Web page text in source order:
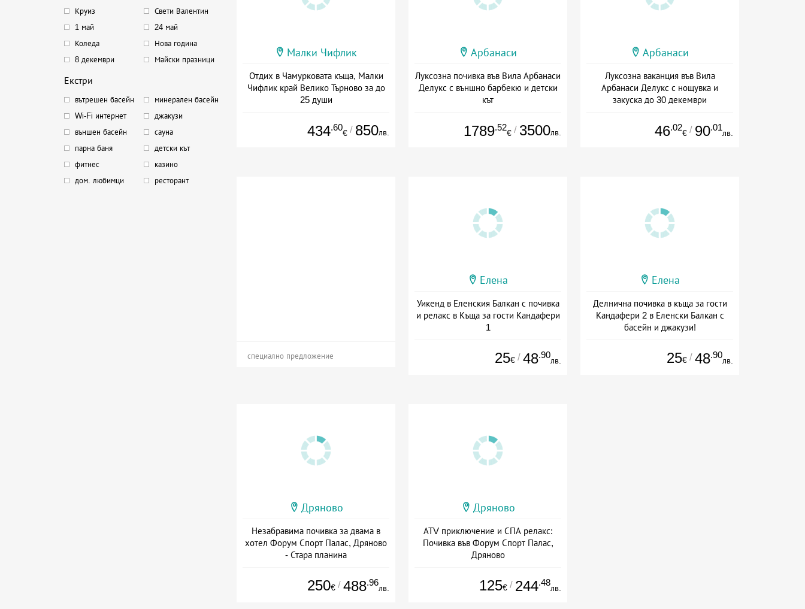
Круиз
Свети Валентин
1 май
24 май
Коледа
Нова година
8 декември
Майски празници
Екстри
вътрешен басейн
минерален басейн
Wi-Fi интернет
джакузи
външен басейн
сауна
парна баня
детски кът
фитнес
казино
дом. любимци
ресторант
Малки Чифлик
Отдих в Чамурковата къща, Малки
Чифлик край Велико Търново за до
25 души
434.60
€ / 850лв.
Арбанаси
Луксозна почивка във Вила Арбанаси
Делукс с външно барбекю и детски
кът
1789.52
€ / 3500лв.
Арбанаси
Луксозна ваканция във Вила
Арбанаси Делукс с нощувка и
закуска до 30 декември
46.02
€ / 90.01
лв.
специално предложение
Елена
Уикенд в Еленския Балкан с почивка
и релакс в Къща за гости Кандафери
1
25€ / 48.90
лв.
Елена
Делнична почивка в къща за гости
Кандафери 2 в Еленски Балкан с
басейн и джакузи!
25€ / 48.90
лв.
Дряново
Незабравима почивка за двама в
хотел Форум Спорт Палас, Дряново
- Стара планина
250€ / 488.96
лв.
Дряново
АТV приключение и СПА релакс:
Почивка във Форум Спорт Палас,
Дряново
125€ / 244.48
лв.